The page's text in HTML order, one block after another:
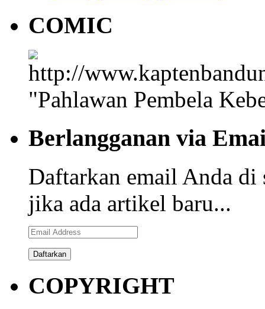
COMIC
"Pahlawan Pembela
Berlangganan via
Daftarkan email Anda
jika ada artikel baru...
Email
Address
COPYRIGHT